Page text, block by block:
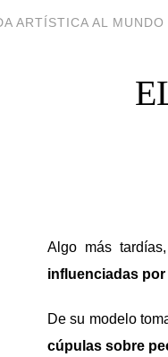
ARTÍSTICA AL MUNDO
Algo más
influenciadas por
De su modelo
cúpulas sobre